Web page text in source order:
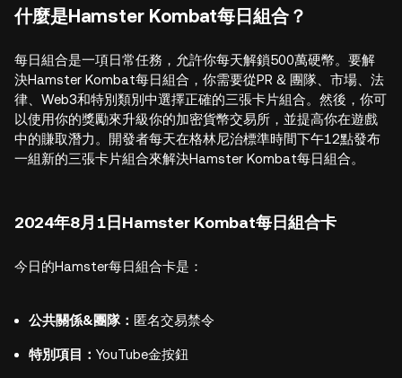
什麼是Hamster Kombat每日組合？
每日組合是一項日常任務，允許你每天解鎖500萬硬幣。要解
決Hamster Kombat每日組合，你需要從PR & 團隊、市場、法
律、Web3和特別類別中選擇正確的三張卡片組合。然後，你可
以使用你的獎勵來升級你的加密貨幣交易所，並提高你在遊戲
中的賺取潛力。開發者每天在格林尼治標準時間下午12點發布
一組新的三張卡片組合來解決Hamster Kombat每日組合。
2024年8月1日Hamster Kombat每日組合卡
今日的Hamster每日組合卡是：
公共關係&團隊： 匿名交易禁令
特別項目： YouTube金按鈕